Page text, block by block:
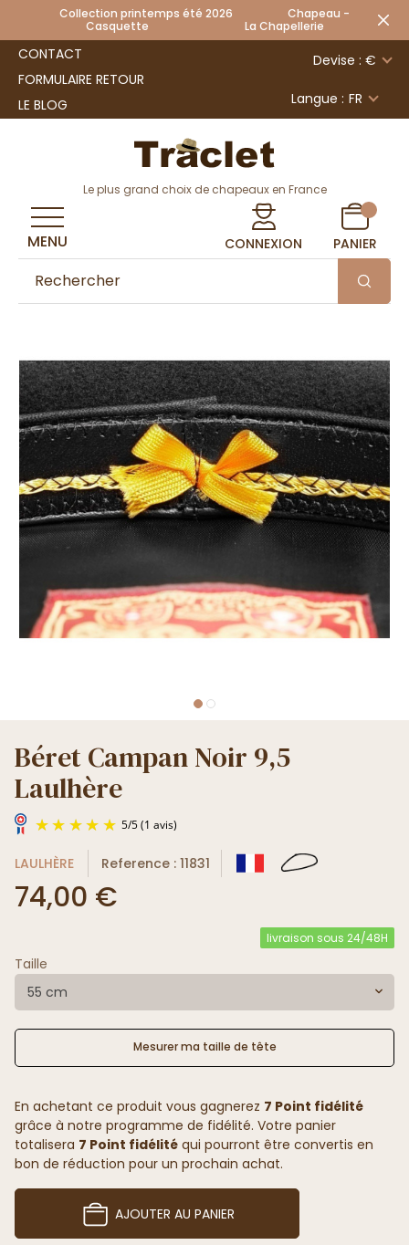
Collection printemps été 2026 Chapeau -
Casquette La Chapellerie
CONTACT
FORMULAIRE RETOUR
LE BLOG
Devise : €
Langue : FR
Le plus grand choix de chapeaux en France
CONNEXION PANIER
MENU
Béret Campan Noir 9,5
Laulhère
5/5(1 avis)
LAULHÈRE Reference : 11831
74,00 €
livraison sous 24/48H
Taille
55 cm
Mesurer ma taille de tête
En achetant ce produit vous gagnerez 7 Point fidélité
grâce à notre programme de fidélité. Votre panier
totalisera 7 Point fidélité qui pourront être convertis en
bon de réduction pour un prochain achat.
AJOUTER AU PANIER